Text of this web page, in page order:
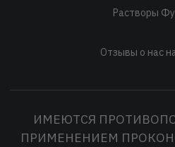
Растворы
Отзывы о нас
ИМЕЮТСЯ
ПРИМЕНЕНИЕМ